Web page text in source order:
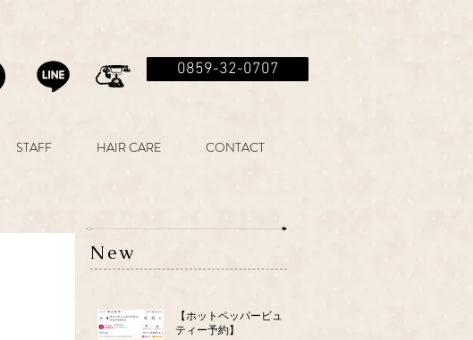
0859-32-0707
STAFF HAIR CARE CONTACT
New
【ホットペッパービュー
ティー予約】